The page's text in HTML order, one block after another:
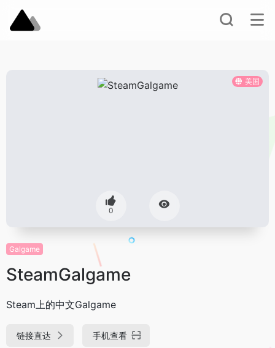
美国
0
Galgame
SteamGalgame
Steam上的中文Galgame
链接直达 手机查看